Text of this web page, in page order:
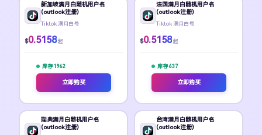
新加坡满月白随机用户名
(outlook注册)
Tiktok 满月白号
$0.5158 起
库存 1962
立即购买
法国满月白随机用户名
(outlook注册)
Tiktok 满月白号
$0.5158 起
库存 637
立即购买
瑞典满月白随机用户名
(outlook注册)
台湾满月白随机用户名
(outlook注册)